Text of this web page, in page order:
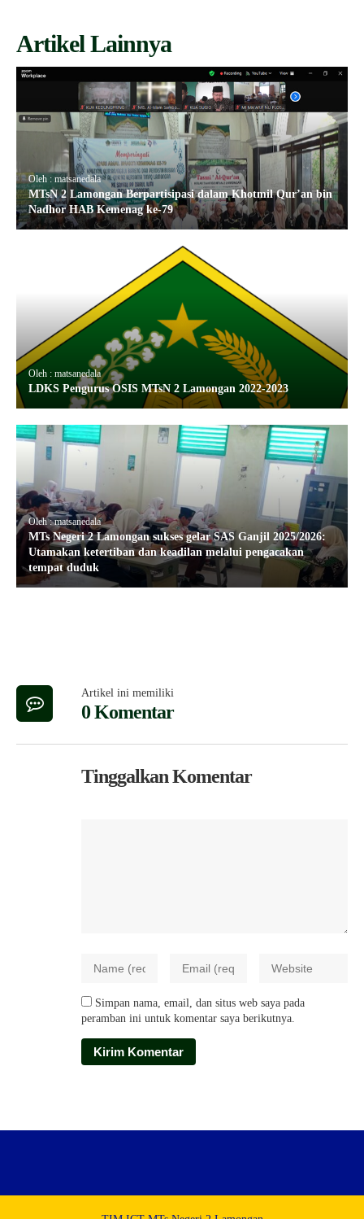
Artikel Lainnya
Oleh : matsanedala
MTsN 2 Lamongan Berpartisipasi dalam Khotmil Qur’an bin
Nadhor HAB Kemenag ke-79
Oleh : matsanedala
LDKS Pengurus OSIS MTsN 2 Lamongan 2022-2023
Oleh : matsanedala
MTs Negeri 2 Lamongan sukses gelar SAS Ganjil 2025/2026:
Utamakan ketertiban dan keadilan melalui pengacakan
tempat duduk
Artikel ini memiliki
0 Komentar
Tinggalkan Komentar
Simpan nama, email, dan situs web saya pada
peramban ini untuk komentar saya berikutnya.